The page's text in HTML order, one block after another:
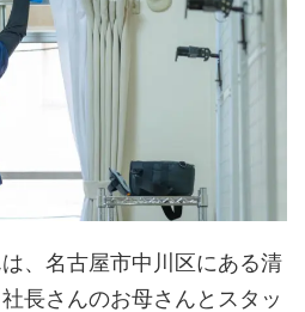
、名古屋市中川区にある清
長さんのお母さんとスタッ